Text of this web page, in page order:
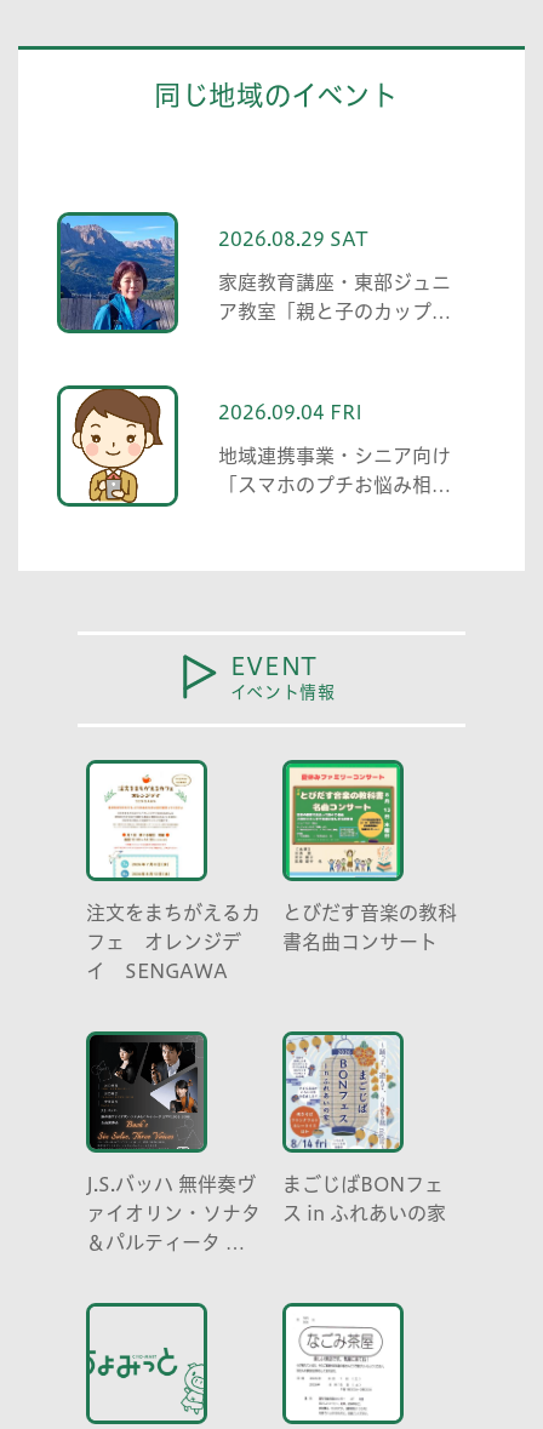
同じ地域のイベント
2026.08.29 SAT
家庭教育講座・東部ジュニ
ア教室「親と子のカップリ
2026.09.04 FRI
地域連携事業・シニア向け
「スマホのプチお悩み相談
EVENT
イベント情報
注文をまちがえるカ
フェ オレンジデ
イ SENGAWA
とびだす音楽の教科
書名曲コンサート
J.S.バッハ 無伴奏ヴ
ァイオリン・ソナタ
＆パルティータ 全
祐貴 川口尭史 伊東
まごじばBONフェ
ス in ふれあいの家